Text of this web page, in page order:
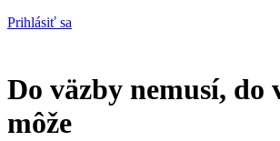
Prihlásiť sa
Do väzby nemusí, do
môže